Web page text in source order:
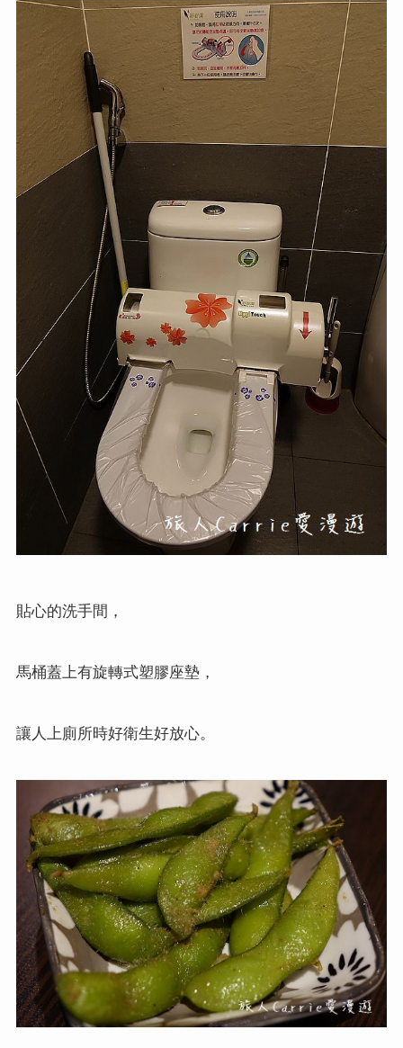
貼心的洗手間，
馬桶蓋上有旋轉式塑膠座墊，
讓人上廁所時好衛生好放心。